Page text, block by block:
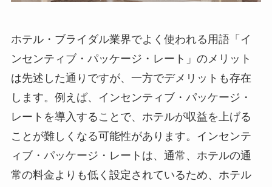
ホテル・ブライダル業界でよく使われる用語「イ
ンセンティブ・パッケージ・レート」のメリット
は先述した通りですが、一方でデメリットも存在
します。例えば、インセンティブ・パッケージ・
レートを導入することで、ホテルが収益を上げる
ことが難しくなる可能性があります。インセンテ
ィブ・パッケージ・レートは、通常、ホテルの通
常の料金よりも低く設定されているため、ホテル